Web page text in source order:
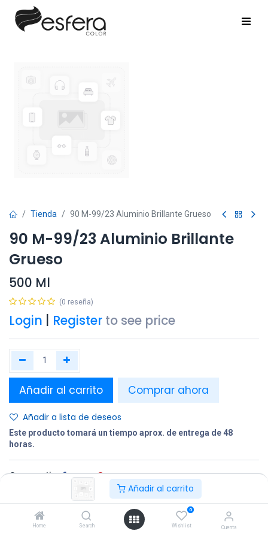
Añadir al carrito
Home Search
0
Wishlist Cuenta
Tienda 90 M-99/23 Aluminio Brillante Grueso
90 M-99/23 Aluminio Brillante
Grueso
500 Ml
(0 reseña)
Login Register to see price
Añadir al carrito Comprar ahora
Añadir a lista de deseos
Este producto tomará un tiempo aprox. de entrega de 48
horas.
Compartir
Terminos y condiciones: